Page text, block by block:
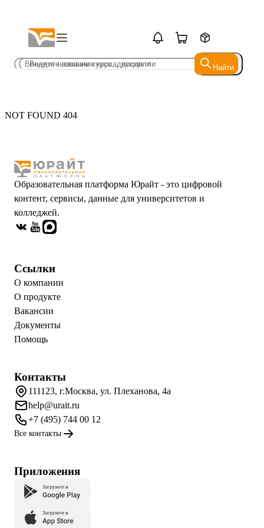
Найти
Найти
NOT FOUND 404
Образовательная платформа Юрайт - это цифровой
контент, сервисы, данные для университетов и
колледжей.
Ссылки
О компании
О продукте
Вакансии
Документы
Помощь
Контакты
111123, г.Москва, ул. Плеханова, 4а
help@urait.ru
+7 (495) 744 00 12
Все контакты
Приложения